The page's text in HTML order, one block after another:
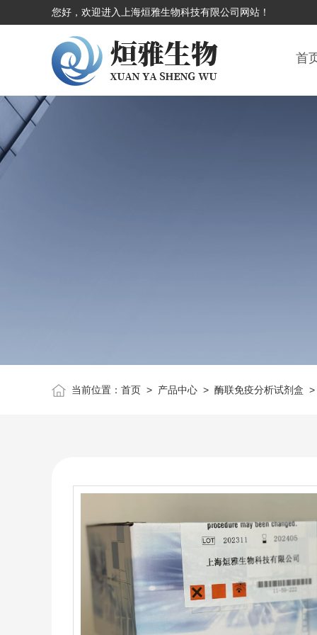
您好，欢迎进入上海烜雅生物科技有限公司网站！
首
当前位置： 首页> 产品中心> 酶联免疫分析试剂盒